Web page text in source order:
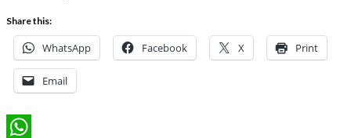
Share this:
WhatsApp Facebook X Print
Email